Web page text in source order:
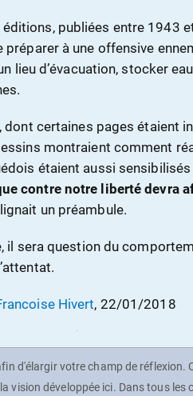
publiées entre 1943
à une offensive
lieu d’évacuation, stocker
certaines pages étaient
montraient comment
étaient aussi
contre notre liberté devra
un préambule.
il sera question du
Hivert, 22/01/2018
d'élargir votre champ de réflexion.
vision développée ici. Dans tous les